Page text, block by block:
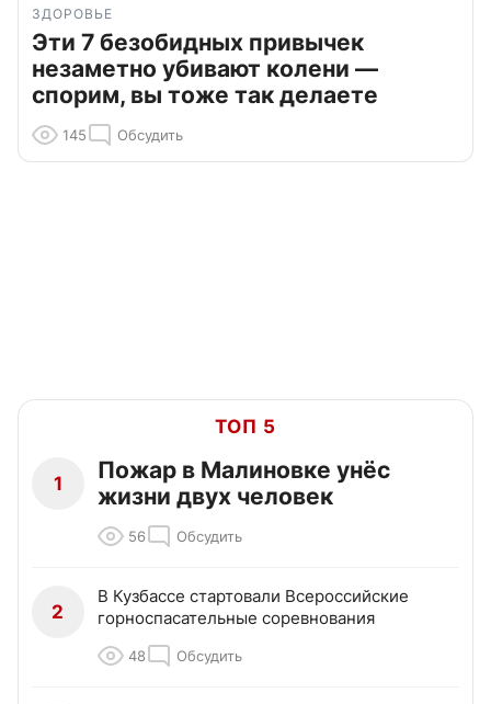
ЗДОРОВЬЕ
Эти 7 безобидных привычек
незаметно убивают колени —
спорим, вы тоже так делаете
145 Обсудить
ТОП 5
1
Пожар в Малиновке унёс
жизни двух человек
56 Обсудить
2
В Кузбассе стартовали Всероссийские
горноспасательные соревнования
48 Обсудить